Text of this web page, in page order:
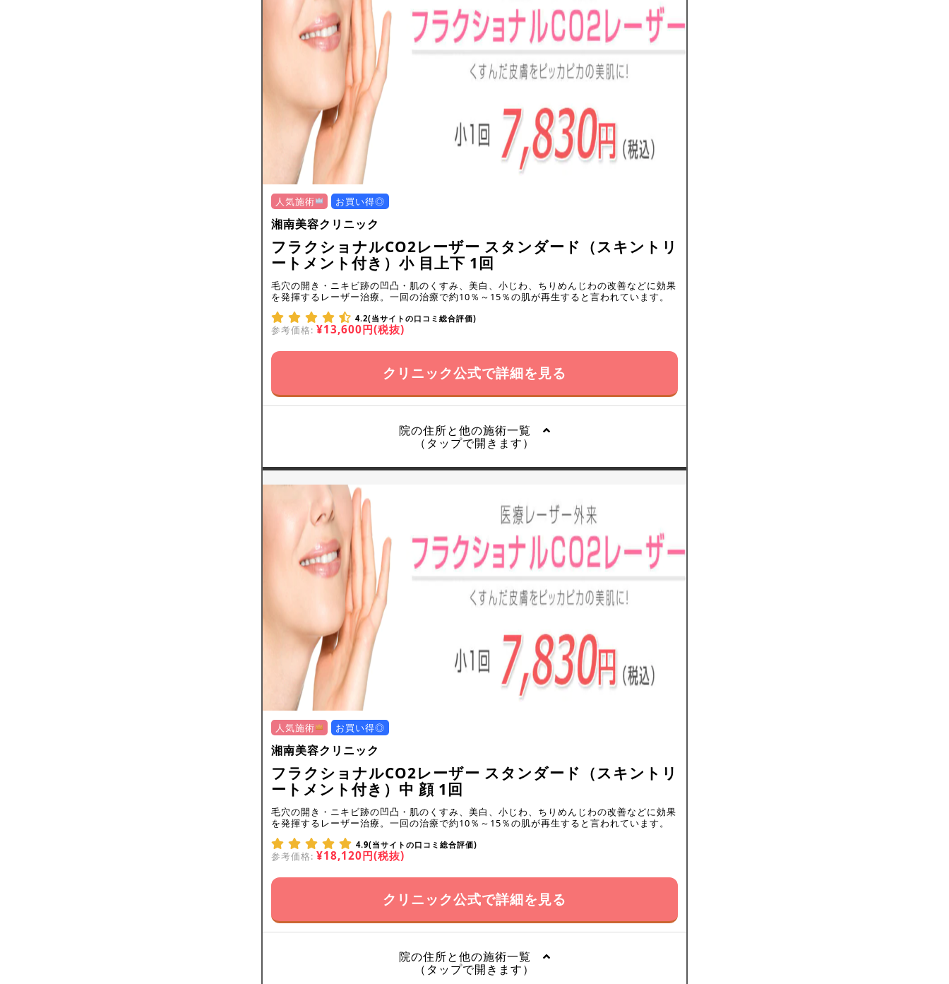
人気施術 お買い得◎
湘南美容クリニック
フラクショナルCO2レーザー スタンダード（スキントリ
ートメント付き）小 目上下 1回
毛穴の開き・ニキビ跡の凹凸・肌のくすみ、美白、小じわ、ちりめんじわの改善などに効果
を発揮するレーザー治療。一回の治療で約10％～15％の肌が再生すると言われています。
4.2(当サイトの口コミ総合評価)
参考価格: ¥13,600円(税抜)
クリニック公式で詳細を見る
院の住所と他の施術一覧
（タップで開きます）
人気施術 お買い得◎
湘南美容クリニック
フラクショナルCO2レーザー スタンダード（スキントリ
ートメント付き）中 顔 1回
毛穴の開き・ニキビ跡の凹凸・肌のくすみ、美白、小じわ、ちりめんじわの改善などに効果
を発揮するレーザー治療。一回の治療で約10％～15％の肌が再生すると言われています。
4.9(当サイトの口コミ総合評価)
参考価格: ¥18,120円(税抜)
クリニック公式で詳細を見る
院の住所と他の施術一覧
（タップで開きます）